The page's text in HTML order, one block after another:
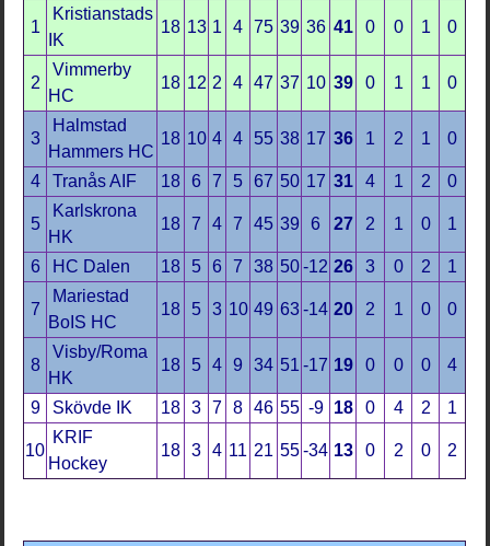
1
Kristianstads
IK
18 13 1 4 75 39 36 41 0 0 1 0
2
Vimmerby
HC
18 12 2 4 47 37 10 39 0 1 1 0
3
Halmstad
Hammers HC
18 10 4 4 55 38 17 36 1 2 1 0
4 Tranås AIF 18 6 7 5 67 50 17 31 4 1 2 0
5
Karlskrona
HK
18 7 4 7 45 39 6 27 2 1 0 1
6 HC Dalen 18 5 6 7 38 50 -12 26 3 0 2 1
7
Mariestad
BoIS HC
18 5 3 10 49 63 -14 20 2 1 0 0
8
Visby/Roma
HK
18 5 4 9 34 51 -17 19 0 0 0 4
9 Skövde IK 18 3 7 8 46 55 -9 18 0 4 2 1
10
KRIF
Hockey
18 3 4 11 21 55 -34 13 0 2 0 2